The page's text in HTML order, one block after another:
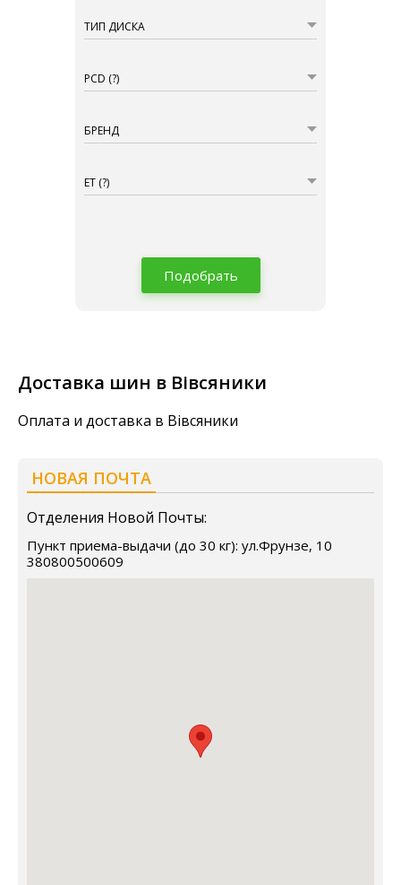
ТИП ДИСКА
PCD (?)
БРЕНД
ET (?)
Подобрать
Доставка шин в Вівсяники
Оплата и доставка в Вівсяники
НОВАЯ ПОЧТА
Отделения Новой Почты:
Пункт приема-выдачи (до 30 кг): ул.Фрунзе, 10
380800500609